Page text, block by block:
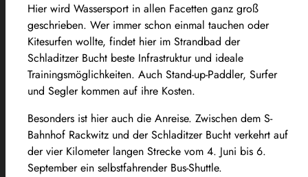
Hier wird Wassersport in allen Facetten ganz groß
geschrieben. Wer immer schon einmal tauchen oder
Kitesurfen wollte, findet hier im Strandbad der
Schladitzer Bucht beste Infrastruktur und ideale
Trainingsmöglichkeiten. Auch Stand-up-Paddler, Surfer
und Segler kommen auf ihre Kosten.
Besonders ist hier auch die Anreise. Zwischen dem S-
Bahnhof Rackwitz und der Schladitzer Bucht verkehrt auf
der vier Kilometer langen Strecke vom 4. Juni bis 6.
September ein selbstfahrender Bus-Shuttle.